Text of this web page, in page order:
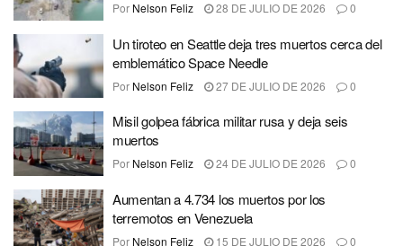
Por Nelson Feliz 28 DE JULIO DE 2026 0
Un tiroteo en Seattle deja tres muertos cerca del
emblemático Space Needle
Por Nelson Feliz 27 DE JULIO DE 2026 0
Misil golpea fábrica militar rusa y deja seis
muertos
Por Nelson Feliz 24 DE JULIO DE 2026 0
Aumentan a 4.734 los muertos por los
terremotos en Venezuela
Por Nelson Feliz 15 DE JULIO DE 2026 0